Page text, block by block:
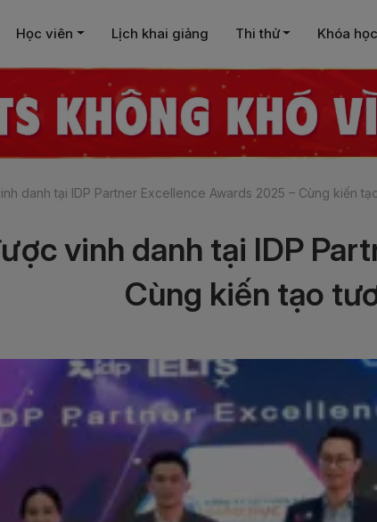
Học viên Lịch khai giảng Thi thử Khóa học
danh tại IDP Partner Excellence Awards 2025 – Cùng kiến
vinh danh tại IDP
Cùng kiến tạo